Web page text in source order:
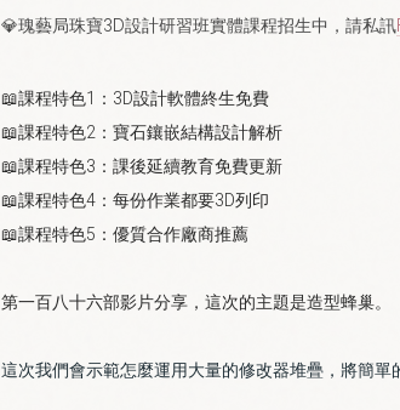
💎瑰藝局珠寶3D設計研習班實體課程招生中，請私訊
📖課程特色1：3D設計軟體終生免費
📖課程特色2：寶石鑲嵌結構設計解析
📖課程特色3：課後延續教育免費更新
📖課程特色4：每份作業都要3D列印
📖課程特色5：優質合作廠商推薦
第一百八十六部影片分享，這次的主題是造型蜂巢。
這次我們會示範怎麼運用大量的修改器堆疊，將簡單